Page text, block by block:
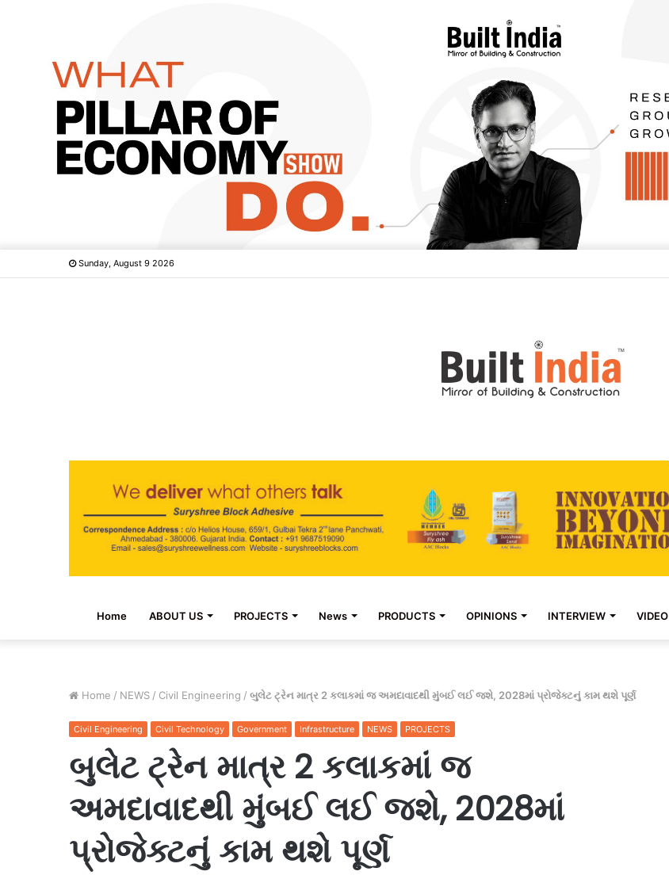
Sunday, August 9 2026
Home ABOUT US PROJECTS News PRODUCTS OPINIONS INTERVIEW VIDEO
Home / NEWS / Civil Engineering / બુલેટ ટ્રેન માત્ર 2 કલાકમાં જ અમદાવાદથી મુંબઈ લઈ જશે, 2028માં પ્રોજેક્ટનું કામ થશે પૂર્ણ
Civil Engineering Civil Technology Government Infrastructure NEWS PROJECTS
બુલેટ ટ્રેન માત્ર 2 કલાકમાં જ
અમદાવાદથી મુંબઈ લઈ જશે, 2028માં
પ્રોજેક્ટનું કામ થશે પૂર્ણ